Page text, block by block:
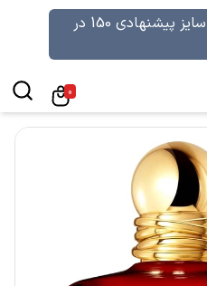
محل قرارگیری تصویر ( سایز پیشنهادی 150 در
0